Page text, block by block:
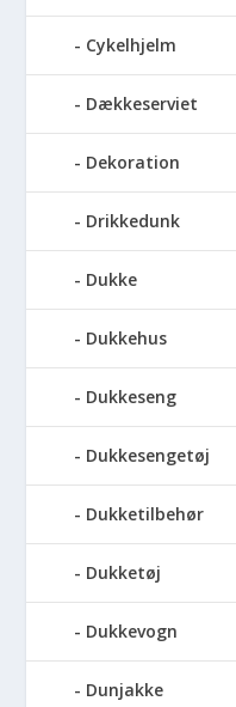
Cykelhjelm
Dækkeserviet
Dekoration
Drikkedunk
Dukke
Dukkehus
Dukkeseng
Dukkesengetøj
Dukketilbehør
Dukketøj
Dukkevogn
Dunjakke